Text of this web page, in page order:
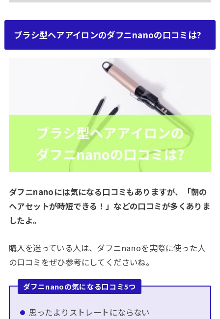
ブラシ型ヘアアイロンのダフニnanoの口コミは?
ダフニnanoには気になる口コミもありますが、「朝の
ヘアセットが時短できる！」などの口コミが多くありま
したよ。
購入を迷っている人は、ダフニnanoを実際に使った人
の口コミをぜひ参考にしてくださいね。
ダフニnanoの気になる口コミ5つ
思ったよりストレートにならない